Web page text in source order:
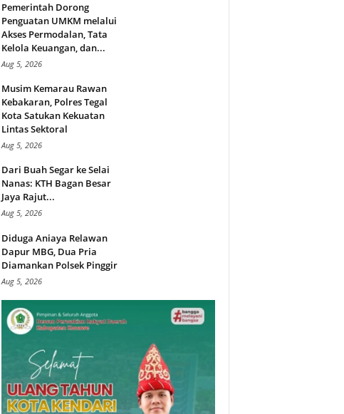
Pemerintah Dorong
Penguatan UMKM melalui
Akses Permodalan, Tata
Kelola Keuangan, dan...
Aug 5, 2026
Musim Kemarau Rawan
Kebakaran, Polres Tegal
Kota Satukan Kekuatan
Lintas Sektoral
Aug 5, 2026
Dari Buah Segar ke Selai
Nanas: KTH Bagan Besar
Jaya Rajut...
Aug 5, 2026
Diduga Aniaya Relawan
Dapur MBG, Dua Pria
Diamankan Polsek Pinggir
Aug 5, 2026